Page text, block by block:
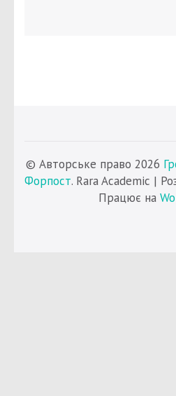
© Авторське право 2026
Форпост. Rara Academic |
Працює на